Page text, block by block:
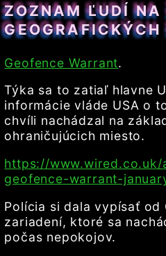
ZOZNAM ĽUDÍ NA
Geofence Warrant.
Týka sa to zatiaľ hlavne
informácie vláde USA o
chvíli nachádzal na
ohraničujúcich miesto.
https://
geofence-warrant-
Polícia si dala vypísať od
zariadení, ktoré sa
počas nepokojov.